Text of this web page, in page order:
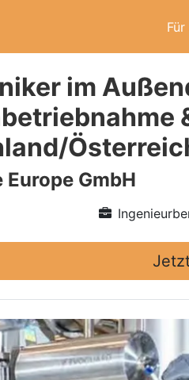
im
Europe GmbH